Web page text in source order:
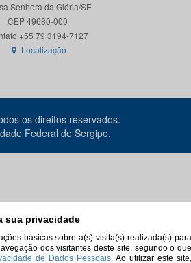
sua privacidade
básicas sobre a(s) visita(s) realizada(s) para
dos visitantes deste site, segundo o que
de Dados Pessoais. Ao utilizar este site,
Senhora da Glória/SE
CEP 49680-000
Contato +55 79 3194-7127
Localização
os direitos reservados.
Federal de Sergipe.